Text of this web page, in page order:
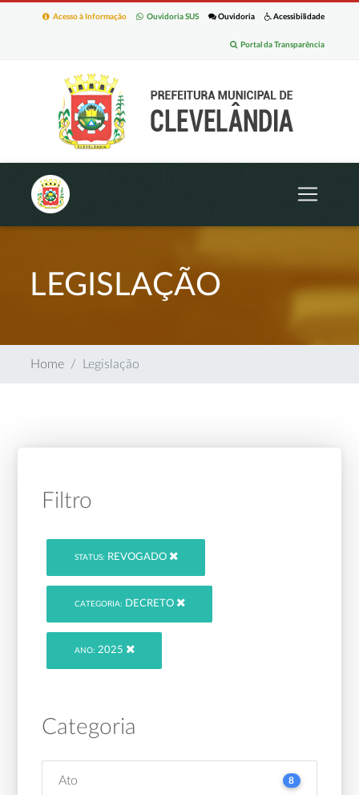
Acessibilidade
Ouvidoria
Ouvidoria SUS
Acesso à Informação
Portal da Transparência
LEGISLAÇÃO
Home Legislação
Filtro
STATUS: REVOGADO
CATEGORIA: DECRETO
ANO: 2025
Categoria
Ato 8